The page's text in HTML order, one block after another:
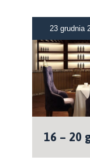
23 grudnia
16 – 20